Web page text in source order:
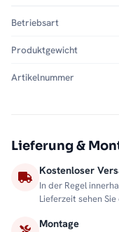
Betriebsart
Produktgewicht
Artikelnummer
Lieferung &
Kostenloser
In der Regel
Lieferzeit sehen
Montage